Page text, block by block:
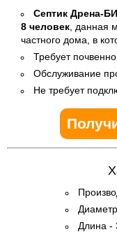
Септик Дрена-
8 человек, данная
частного дома, в
Требует
Обслуживание
Не требует
Длина -